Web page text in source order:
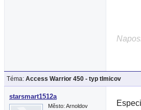
Téma: Access Warrior 450 - typ tlmicov
starsmart1512a
Město: Arnoldov